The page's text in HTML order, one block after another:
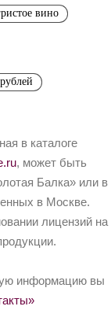
вино
в каталоге
, может быть
Балка» или в
в Москве.
лицензий на
информацию вы